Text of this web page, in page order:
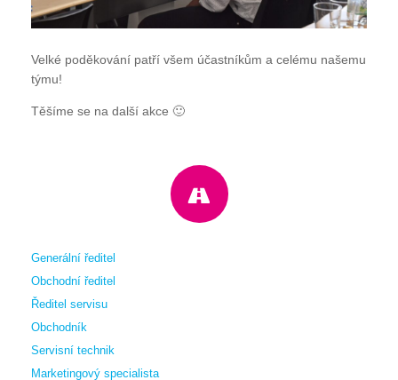
Velké poděkování patří všem účastníkům a celému našemu
týmu!
Těšíme se na další akce 🙂
Generální ředitel
Obchodní ředitel
Ředitel servisu
Obchodník
Servisní technik
Marketingový specialista